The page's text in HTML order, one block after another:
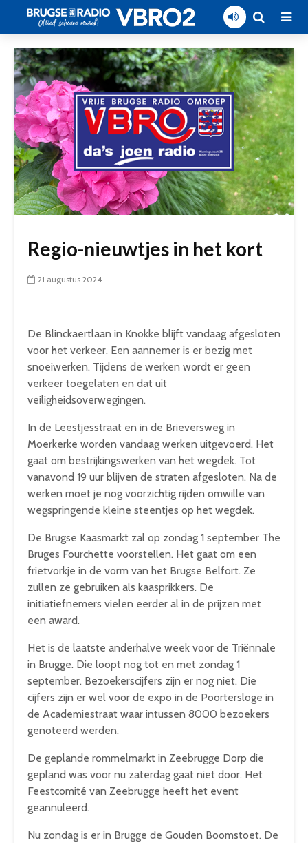
Regio-nieuwtjes in het kort
21 augustus 2024
De Blinckaertlaan in Knokke blijft vandaag afgesloten
voor het verkeer. Een aannemer is er bezig met
snoeiwerken. Tijdens de werken wordt er geen
verkeer toegelaten en dat uit
veiligheidsoverwegingen.
In de Leestjesstraat en in de Brieversweg in
Moerkerke worden vandaag werken uitgevoerd. Het
gaat om bestrijkingswerken van het wegdek. Tot
vanavond 19 uur blijven de straten afgesloten. Na de
werken moet je nog voorzichtig rijden omwille van
wegspringende kleine steentjes op het wegdek.
De Brugse Kaasmarkt zal op zondag 1 september The
Bruges Fourchette voorstellen. Het gaat om een
frietvorkje in de vorm van het Brugse Belfort. Ze
zullen ze gebruiken als kaasprikkers. De
initiatiefnemers vielen eerder al in de prijzen met
een award.
Het is de laatste anderhalve week voor de Triënnale
in Brugge. Die loopt nog tot en met zondag 1
september. Bezoekerscijfers zijn er nog niet. Die
cijfers zijn er wel voor de expo in de Poortersloge in
de Academiestraat waar intussen 8000 bezoekers
genoteerd werden.
De geplande rommelmarkt in Zeebrugge Dorp die
gepland was voor nu zaterdag gaat niet door. Het
Feestcomité van Zeebrugge heeft het event
geannuleerd.
Nu zondag is er in Brugge de Gouden Boomstoet. De